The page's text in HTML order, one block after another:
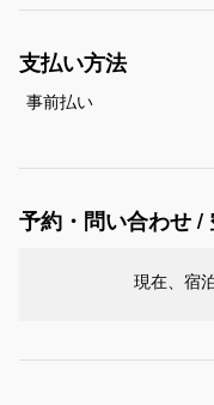
支払い方法
事前払い
予約・問い合わせ /
現在、宿